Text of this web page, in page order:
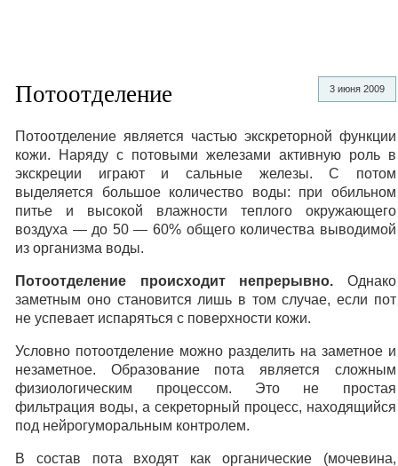
3 июня 2009
Потоотделение
Потоотделение является частью экскреторной функции
кожи. Наряду с потовыми железами активную роль в
экскреции играют и сальные железы. С потом
выделяется большое количество воды: при обильном
питье и высокой влажности теплого окружающего
воздуха — до 50 — 60% общего количества выводимой
из организма воды.
Потоотделение происходит непрерывно. Однако
заметным оно становится лишь в том случае, если пот
не успевает испаряться с поверхности кожи.
Условно потоотделение можно разделить на заметное и
незаметное. Образование пота является сложным
физиологическим процессом. Это не простая
фильтрация воды, а секреторный процесс, находящийся
под нейрогуморальным контролем.
В состав пота входят как органические (мочевина,